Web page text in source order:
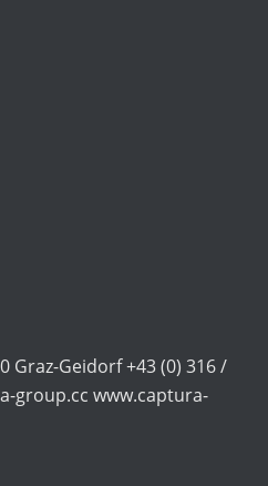
Graz-Geidorf +43 (0) 316 /
group.cc www.captura-